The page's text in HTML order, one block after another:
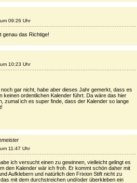
09:26 Uhr
genau das Richtige!
10:23 Uhr
gar nicht, habe aber dieses Jahr gemerkt, dass es
keinen ordentlichen Kalender führt. Da wäre das hier
zumal ich es super finde, dass der Kalender so lange
11:47 Uhr
ich versucht einen zu gewinnen, vielleicht gelingt es
den Kalender wär ich froh. Er kommt schön daher mit
Aufklebern und natürlich den Frixion Stift nicht zu
mit dem durchstreichen und/oder überkleben ein